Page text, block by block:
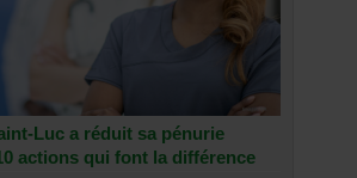
Luc a réduit sa pénurie
actions qui font la différence